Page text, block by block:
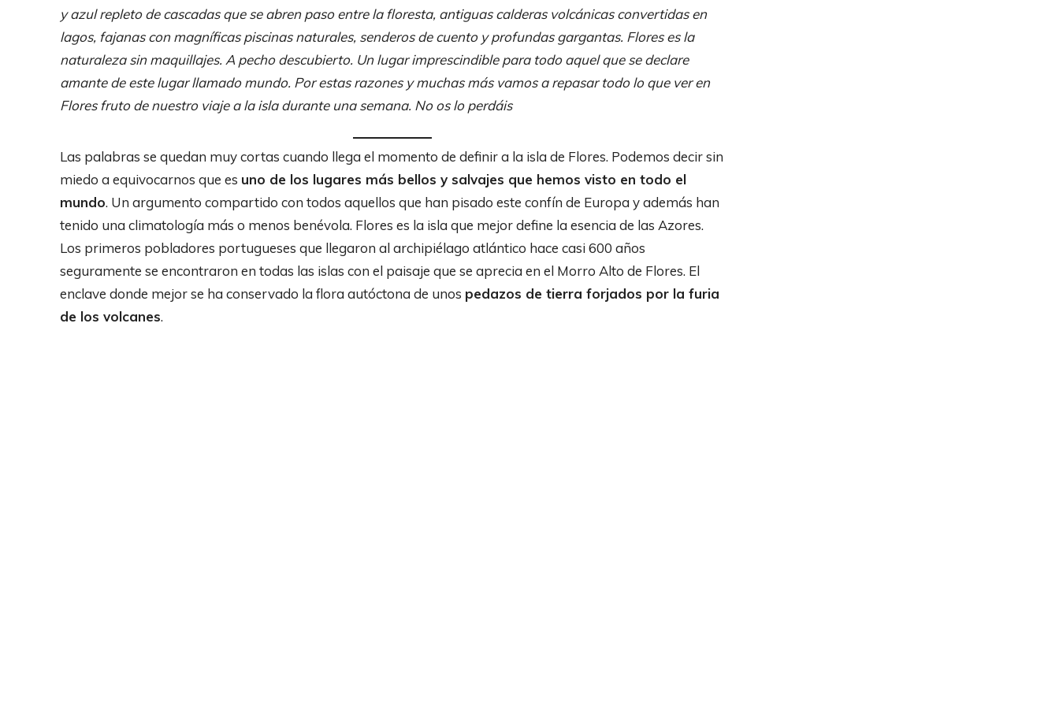
y azul repleto de cascadas que se abren paso entre la floresta, antiguas calderas volcánicas convertidas en
lagos, fajanas con magníficas piscinas naturales, senderos de cuento y profundas gargantas. Flores es la
naturaleza sin maquillajes. A pecho descubierto. Un lugar imprescindible para todo aquel que se declare
amante de este lugar llamado mundo. Por estas razones y muchas más vamos a repasar todo lo que ver en
Flores fruto de nuestro viaje a la isla durante una semana. No os lo perdáis
Las palabras se quedan muy cortas cuando llega el momento de definir a la isla de Flores. Podemos decir sin
miedo a equivocarnos que es uno de los lugares más bellos y salvajes que hemos visto en todo el
mundo. Un argumento compartido con todos aquellos que han pisado este confín de Europa y además han
tenido una climatología más o menos benévola. Flores es la isla que mejor define la esencia de las Azores.
Los primeros pobladores portugueses que llegaron al archipiélago atlántico hace casi 600 años
seguramente se encontraron en todas las islas con el paisaje que se aprecia en el Morro Alto de Flores. El
enclave donde mejor se ha conservado la flora autóctona de unos pedazos de tierra forjados por la furia
de los volcanes.